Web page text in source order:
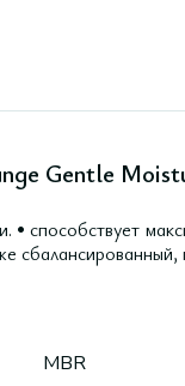
Gentle
cпособствует
MBR